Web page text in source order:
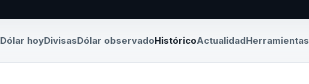
Dólar hoyDivisasDólar observadoHistóricoActualidadHerramientas